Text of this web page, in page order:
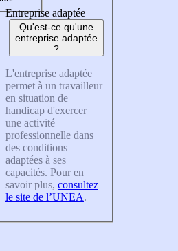
Entreprise adaptée
Qu'est-ce qu'une
entreprise adaptée
?
L'entreprise adaptée
permet à un travailleur
en situation de
handicap d'exercer
une activité
professionnelle dans
des conditions
adaptées à ses
capacités. Pour en
savoir plus, consultez
le site de l’UNEA.